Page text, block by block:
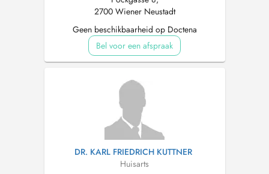
2700 Wiener Neustadt
Geen beschikbaarheid op Doctena
Bel voor een afspraak
DR. KARL FRIEDRICH KUTTNER
Huisarts